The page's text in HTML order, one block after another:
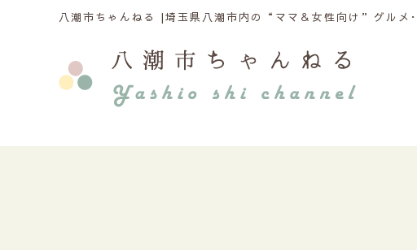
八潮市ちゃんねる |埼玉県八潮市内の“ママ＆女性向け”グルメ